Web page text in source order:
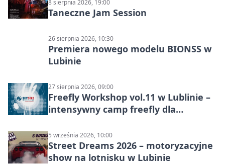
8 sierpnia 2026, 19:00
Taneczne Jam Session
26 sierpnia 2026, 10:30
Premiera nowego modelu BIONSS w
Lubinie
27 sierpnia 2026, 09:00
Freefly Workshop vol.11 w Lublinie –
intensywny camp freefly dla
5 września 2026, 10:00
Street Dreams 2026 – motoryzacyjne
show na lotnisku w Lubinie